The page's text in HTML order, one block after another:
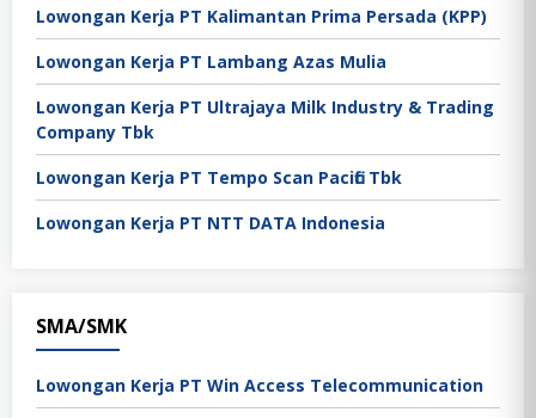
Lowongan Kerja PT Kalimantan Prima Persada (KPP)
Lowongan Kerja PT Lambang Azas Mulia
Lowongan Kerja PT Ultrajaya Milk Industry & Trading
Company Tbk
Lowongan Kerja PT Tempo Scan Pacific Tbk
Lowongan Kerja PT NTT DATA Indonesia
SMA/SMK
Lowongan Kerja PT Win Access Telecommunication